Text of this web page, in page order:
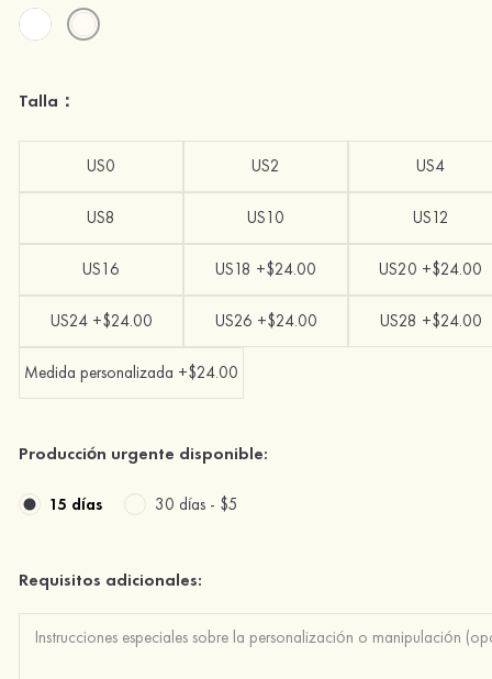
Talla：
US0 US2 US4
US8 US10 US12
US16 US18 +$24.00 US20 +$24.00
US24 +$24.00 US26 +$24.00 US28 +$24.00
Medida personalizada +$24.00
Producción urgente disponible:
15 días 30 días - $5
Requisitos adicionales: